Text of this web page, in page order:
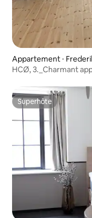
Appartement ⋅
HCØ, 3._Charmant
Superhôte
Superhôte